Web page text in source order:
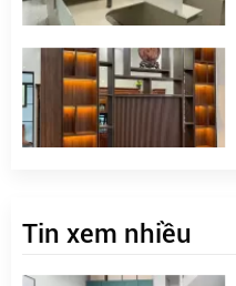
Tin xem nhiều